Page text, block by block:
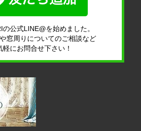
公式LINE@を始めました。
窓周りについてのご相談など
軽にお問合せ下さい！